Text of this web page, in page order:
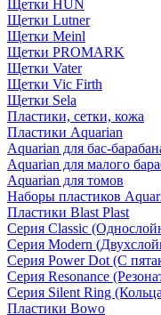
Щетки HUN
Щетки Lutner
Щетки Meinl
Щетки PROMARK
Щетки Vater
Щетки Vic Firth
Щетки Sela
Пластики, сетки, кожа
Пластики Aquarian
Aquarian для бас-
Aquarian для малого
Aquarian для томов
Наборы пластиков
Пластики Blast Plast
Серия Classic
Серия Modern
Серия Power Dot (С
Серия Resonance
Серия Silent Ring
Пластики Bowo